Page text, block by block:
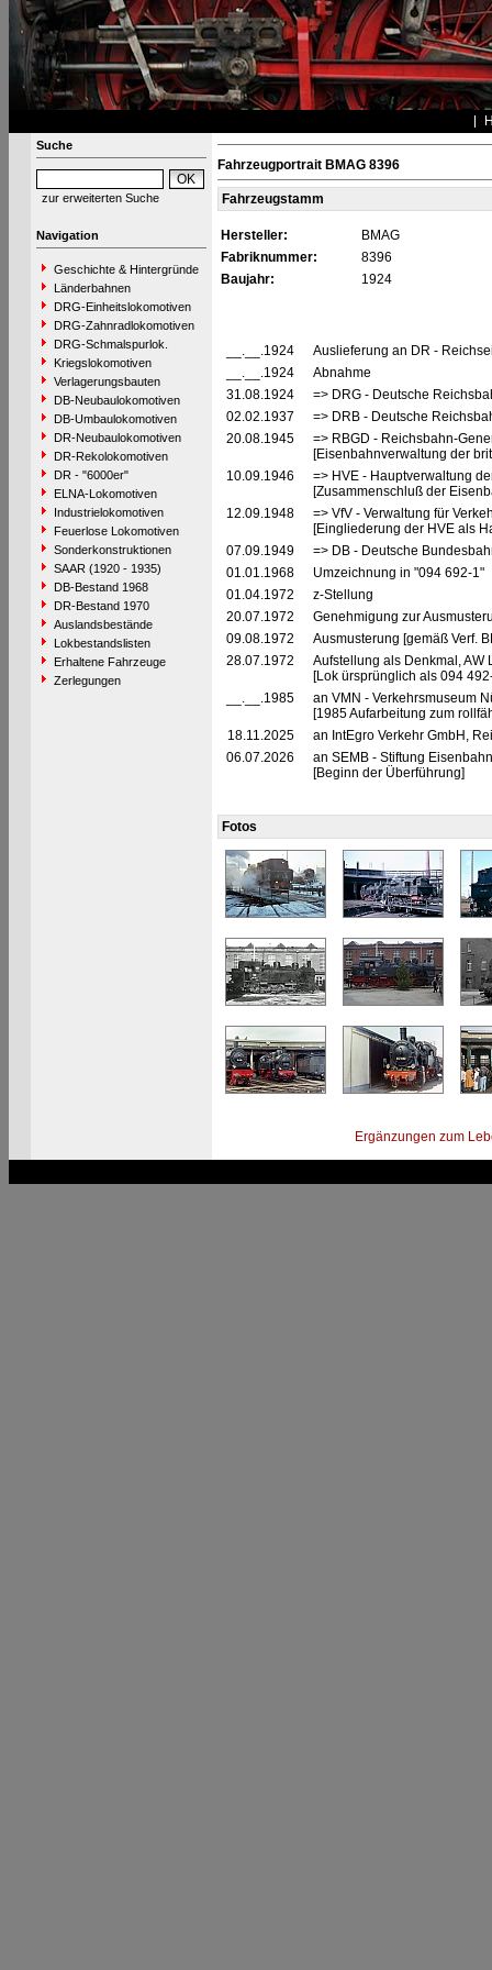
Suche
zur erweiterten Suche
Navigation
Geschichte & Hintergründe
Länderbahnen
DRG-Einheitslokomotiven
DRG-Zahnradlokomotiven
DRG-Schmalspurlok.
Kriegslokomotiven
Verlagerungsbauten
DB-Neubaulokomotiven
DB-Umbaulokomotiven
DR-Neubaulokomotiven
DR-Rekolokomotiven
DR - "6000er"
ELNA-Lokomotiven
Industrielokomotiven
Feuerlose Lokomotiven
Sonderkonstruktionen
SAAR (1920 - 1935)
DB-Bestand 1968
DR-Bestand 1970
Auslandsbestände
Lokbestandslisten
Erhaltene Fahrzeuge
Zerlegungen
Fahrzeugportrait BMAG 8396
Fahrzeugstamm
Hersteller:
BMAG
Fabriknummer:
8396
Baujahr:
1924
__.__.1924
Auslieferung an DR -
__.__.1924
Abnahme
31.08.1924
=> DRG - Deutsche
02.02.1937
=> DRB - Deutsche
20.08.1945
=> RBGD - Reichsbahn-
[Eisenbahnverwaltung der
10.09.1946
=> HVE - Hauptverwaltung
[Zusammenschluß der
12.09.1948
=> VfV - Verwaltung für
[Eingliederung der HVE als
07.09.1949
=> DB - Deutsche
01.01.1968
Umzeichnung in "094 692-1"
01.04.1972
z-Stellung
20.07.1972
Genehmigung zur
09.08.1972
Ausmusterung [gemäß Verf.
28.07.1972
Aufstellung als Denkmal,
[Lok ürsprünglich als 094
__.__.1985
an VMN - Verkehrsmuseum
[1985 Aufarbeitung zum
18.11.2025
an IntEgro Verkehr GmbH,
06.07.2026
an SEMB - Stiftung
[Beginn der Überführung]
Fotos
Ergänzungen zum